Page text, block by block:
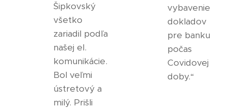
Šipkovský
všetko
zariadil podľa
našej el.
komunikácie.
Bol veľmi
ústretový a
milý. Prišli
vybavenie
dokladov
pre banku
počas
Covidovej
doby.“